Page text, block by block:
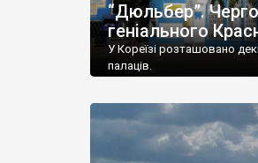
“Дюльбер”.
геніального
У Кореїзі розташовано
палаців.